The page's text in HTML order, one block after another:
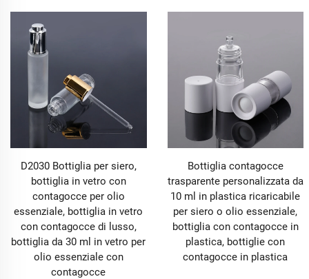
D2030 Bottiglia per siero,
bottiglia in vetro con
contagocce per olio
essenziale, bottiglia in vetro
con contagocce di lusso,
bottiglia da 30 ml in vetro per
olio essenziale con
contagocce
Bottiglia contagocce
trasparente personalizzata da
10 ml in plastica ricaricabile
per siero o olio essenziale,
bottiglia con contagocce in
plastica, bottiglie con
contagocce in plastica